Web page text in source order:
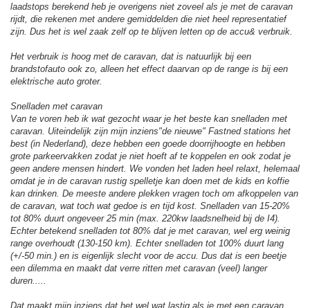
laadstops berekend heb je overigens niet zoveel als je met de caravan
rijdt, die rekenen met andere gemiddelden die niet heel representatief
zijn. Dus het is wel zaak zelf op te blijven letten op de accu& verbruik.
Het verbruik is hoog met de caravan, dat is natuurlijk bij een
brandstofauto ook zo, alleen het effect daarvan op de range is bij een
elektrische auto groter.
Snelladen met caravan
Van te voren heb ik wat gezocht waar je het beste kan snelladen met
caravan. Uiteindelijk zijn mijn inziens"de nieuwe" Fastned stations het
best (in Nederland), deze hebben een goede doorrijhoogte en hebben
grote parkeervakken zodat je niet hoeft af te koppelen en ook zodat je
geen andere mensen hindert. We vonden het laden heel relaxt, helemaal
omdat je in de caravan rustig spelletje kan doen met de kids en koffie
kan drinken. De meeste andere plekken vragen toch om afkoppelen van
de caravan, wat toch wat gedoe is en tijd kost. Snelladen van 15-20%
tot 80% duurt ongeveer 25 min (max. 220kw laadsnelheid bij de I4).
Echter betekend snelladen tot 80% dat je met caravan, wel erg weinig
range overhoudt (130-150 km). Echter snelladen tot 100% duurt lang
(+/-50 min.) en is eigenlijk slecht voor de accu. Dus dat is een beetje
een dilemma en maakt dat verre ritten met caravan (veel) langer
duren.....
Dat maakt mijn inziens dat het wel wat lastig als je met een caravan